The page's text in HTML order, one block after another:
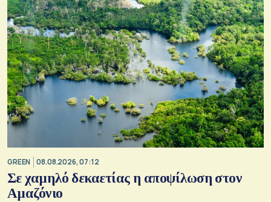
GREEN 08.08.2026, 07:12
Σε χαμηλό δεκαετίας η αποψίλωση στον
Αμαζόνιο